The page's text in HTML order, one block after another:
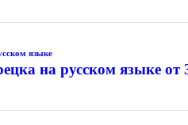
языке
на русском языке